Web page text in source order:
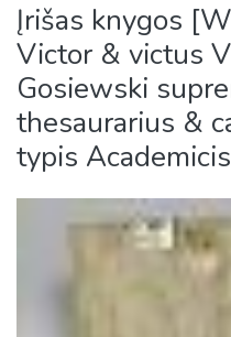
Įrišas knygos
Victor & victus
Gosiewski
thesaurarius &
typis